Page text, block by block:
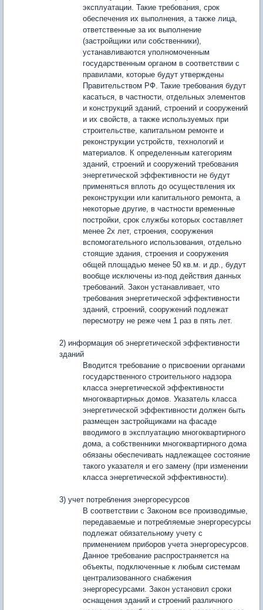
эксплуатации. Такие требования, срок
обеспечения их выполнения, а также лица,
ответственные за их выполнение
(застройщики или собственники),
устанавливаются уполномоченным
государственным органом в соответствии с
правилами, которые будут утверждены
Правительством РФ. Такие требования будут
касаться, в частности, отдельных элементов
и конструкций зданий, строений и сооружений
и их свойств, а также используемых при
строительстве, капитальном ремонте и
реконструкции устройств, технологий и
материалов. К определенным категориям
зданий, строений и сооружений требования
энергетической эффективности не будут
применяться вплоть до осуществления их
реконструкции или капитального ремонта, а
некоторые другие, в частности временные
постройки, срок службы которых составляет
менее 2х лет, строения, сооружения
вспомогательного использования, отдельно
стоящие здания, строения и сооружения
общей площадью менее 50 кв.м. и др., будут
вообще исключены из-под действия данных
требований. Закон устанавливает, что
требования энергетической эффективности
зданий, строений, сооружений подлежат
пересмотру не реже чем 1 раз в пять лет.
2) информация об энергетической эффективности
зданий
Вводится требование о присвоении органами
государственного строительного надзора
класса энергетической эффективности
многоквартирных домов. Указатель класса
энергетической эффективности должен быть
размещен застройщиками на фасаде
вводимого в эксплуатацию многоквартирного
дома, а собственники многоквартирного дома
обязаны обеспечивать надлежащее состояние
такого указателя и его замену (при изменении
класса энергетической эффективности).
3) учет потребления энергоресурсов
В соответствии с Законом все производимые,
передаваемые и потребляемые энергоресурсы
подлежат обязательному учету с
применением приборов учета энергоресурсов.
Данное требование распространяется на
объекты, подключенные к любым системам
централизованного снабжения
энергоресурсами. Закон установил сроки
оснащения зданий и строений различного